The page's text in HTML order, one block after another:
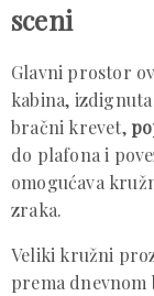
sceni
Glavni prostor
kabina,
bračni krevet,
do plafona i
omogućava
zraka.
Veliki kružni
prema